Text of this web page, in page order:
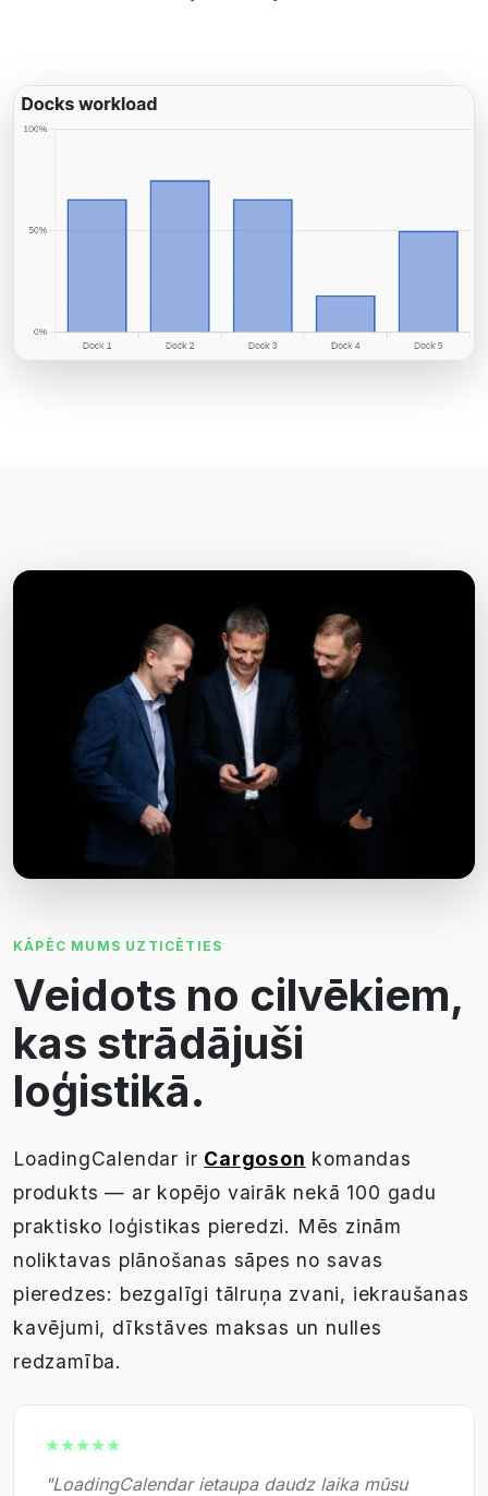
KĀPĒC MUMS UZTICĒTIES
Veidots no cilvēkiem,
kas strādājuši
loģistikā.
LoadingCalendar ir Cargoson komandas
produkts — ar kopējo vairāk nekā 100 gadu
praktisko loģistikas pieredzi. Mēs zinām
noliktavas plānošanas sāpes no savas
pieredzes: bezgalīgi tālruņa zvani, iekraušanas
kavējumi, dīkstāves maksas un nulles
redzamība.
★★★★★
"LoadingCalendar ietaupa daudz laika mūsu